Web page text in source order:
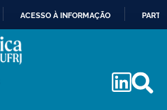
PARA
ACESSO À INFORMAÇÃO